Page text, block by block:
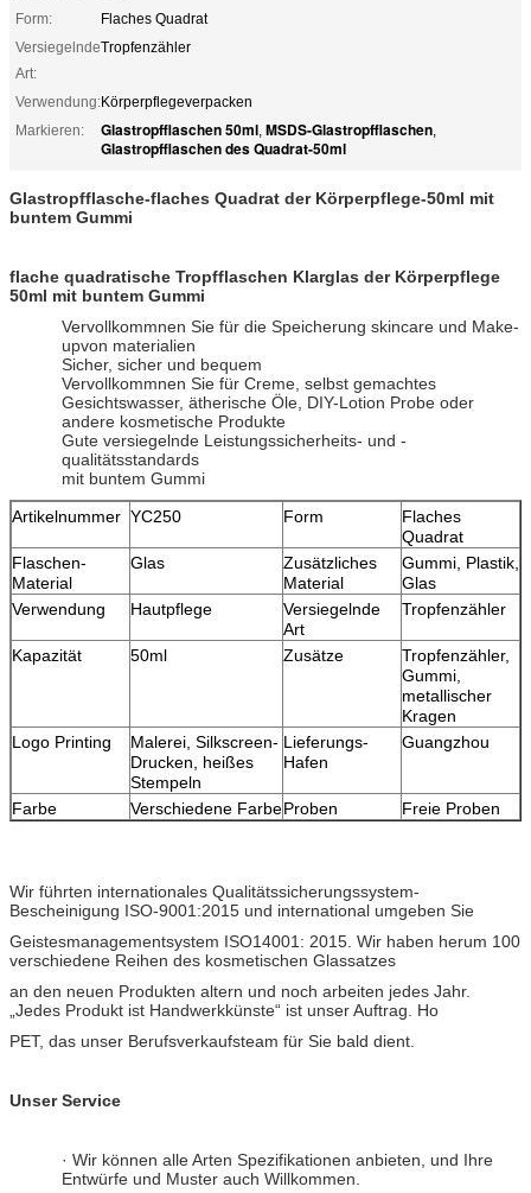
Form:
Flaches Quadrat
Versiegelnde
Art:
Tropfenzähler
Verwendung:Körperpflegeverpacken
Markieren:
Glastropfflaschen 50ml, MSDS-Glastropfflaschen,
Glastropfflaschen des Quadrat-50ml
Glastropfflasche-flaches Quadrat der Körperpflege-50ml mit
buntem Gummi
flache quadratische Tropfflaschen Klarglas der Körperpflege
50ml mit buntem Gummi
Vervollkommnen Sie für die Speicherung skincare und Make-
upvon materialien
Sicher, sicher und bequem
Vervollkommnen Sie für Creme, selbst gemachtes
Gesichtswasser, ätherische Öle, DIY-Lotion Probe oder
andere kosmetische Produkte
Gute versiegelnde Leistungssicherheits- und -
qualitätsstandards
mit buntem Gummi
Artikelnummer YC250 Form
Flaches
Quadrat
Flaschen-
Material
Glas
Zusätzliches
Material
Gummi, Plastik,
Glas
Verwendung
Hautpflege
Versiegelnde
Art
Tropfenzähler
Kapazität 50ml Zusätze
Tropfenzähler,
Gummi,
metallischer
Kragen
Logo Printing
Malerei, Silkscreen-
Drucken, heißes
Stempeln
Lieferungs-
Hafen
Guangzhou
Farbe Verschiedene FarbeProben Freie Proben
Wir führten internationales Qualitätssicherungssystem-
Bescheinigung ISO-9001:2015 und international umgeben Sie
Geistesmanagementsystem ISO14001: 2015. Wir haben herum 100
verschiedene Reihen des kosmetischen Glassatzes
an den neuen Produkten altern und noch arbeiten jedes Jahr.
„Jedes Produkt ist Handwerkkünste“ ist unser Auftrag. Ho
PET, das unser Berufsverkaufsteam für Sie bald dient.
Unser Service
· Wir können alle Arten Spezifikationen anbieten, und Ihre
Entwürfe und Muster auch Willkommen.